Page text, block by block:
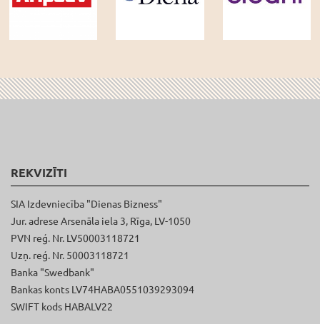
REKVIZĪTI
SIA Izdevniecība "Dienas Bizness"
Jur. adrese Arsenāla iela 3, Rīga, LV-1050
PVN reģ. Nr. LV50003118721
Uzņ. reģ. Nr. 50003118721
Banka "Swedbank"
Bankas konts LV74HABA0551039293094
SWIFT kods HABALV22